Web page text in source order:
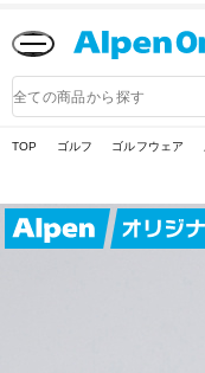
品
検
TOP ゴルフ ゴルフウェア